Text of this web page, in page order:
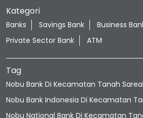
Kategori
Banks Savings Bank
Business
Private Sector Bank
ATM
Tag
Nobu Bank Di Kecamatan Tanah Sareal
Nobu Bank Indonesia Di Kecamatan
Nobu National Bank Di Kecamatan